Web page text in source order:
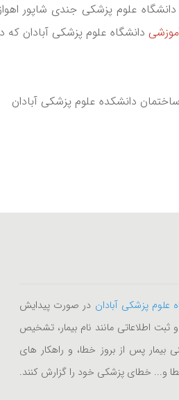
علوم پزشکی جندی شاپور
دانشگاه علوم پزشکی آبادان که
علوم پزشکی آبادان در صورت پیدایش
اطلاعاتی مانند نام بیمار، تشخیص
بیمار پس از بروز خطا، و راهکار های
و... خطای پزشکی خود را گزارش کنند.